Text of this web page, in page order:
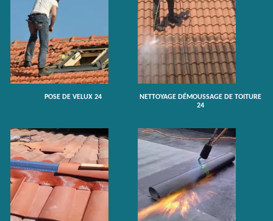
POSE DE VELUX 24
NETTOYAGE DÉMOUSSAGE DE TOITURE
24